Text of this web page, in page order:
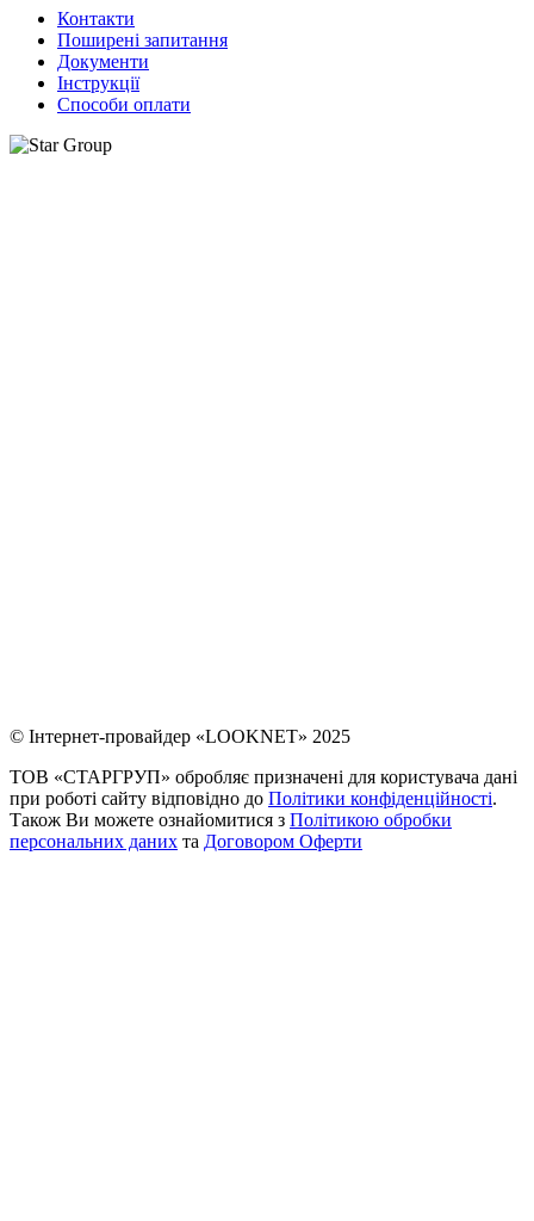
Контакти
Поширені запитання
Документи
Інструкції
Способи оплати
© Інтернет-провайдер «LOOKNET» 2025
ТОВ «СТАРГРУП» обробляє призначені для користувача дані
при роботі сайту відповідно до Політики конфіденційності.
Також Ви можете ознайомитися з Політикою обробки
персональних даних та Договором Оферти